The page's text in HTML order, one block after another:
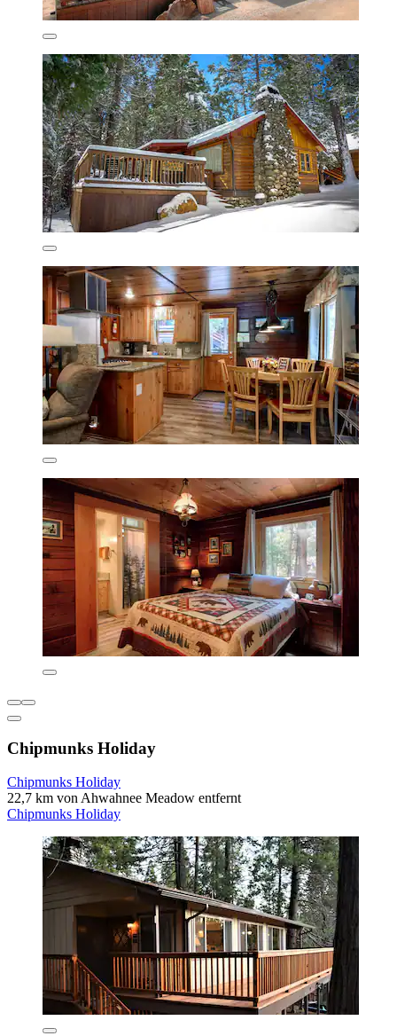
Chipmunks Holiday
Chipmunks Holiday
22,7 km von Ahwahnee Meadow entfernt
Chipmunks Holiday